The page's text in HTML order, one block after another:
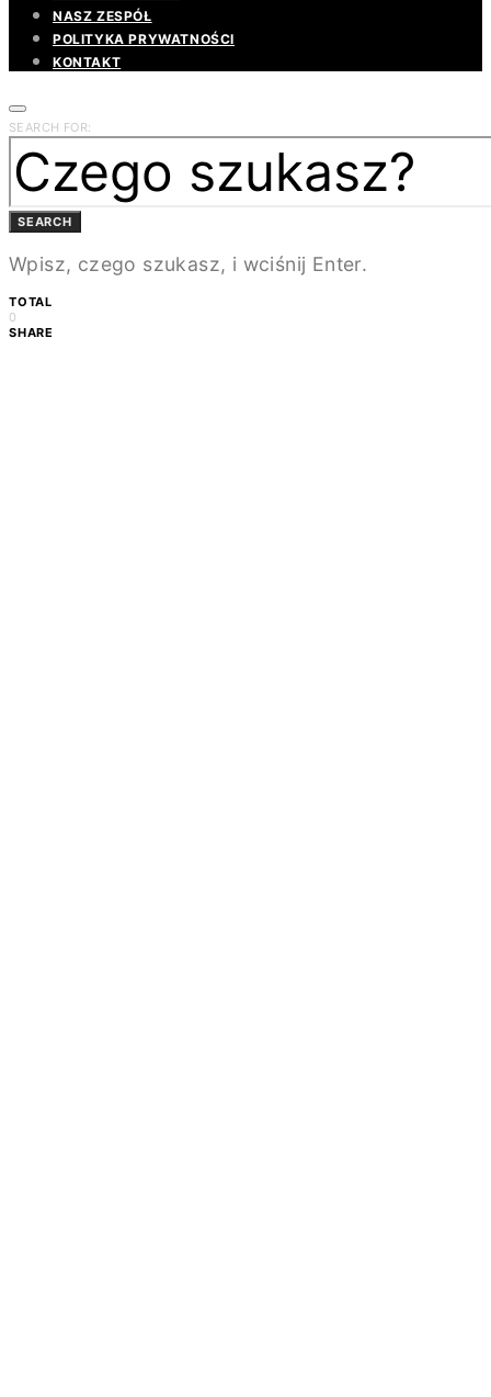
NASZ ZESPÓŁ
POLITYKA PRYWATNOŚCI
KONTAKT
SEARCH FOR:
SEARCH
Wpisz, czego szukasz, i wciśnij Enter.
TOTAL
0
SHARE